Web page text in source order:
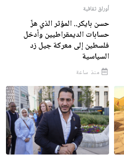
أوراق ثقافية
حسن بايكر.. المؤثر الذي هزّ
حسابات الديمقراطيين وأدخل
فلسطين إلى معركة جيل زد
السياسية
منذ ساعة